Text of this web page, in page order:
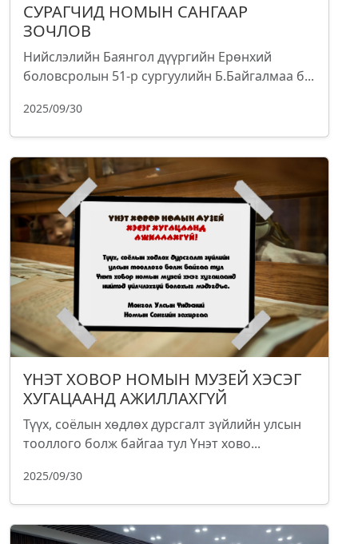
СУРАГЧИД НОМЫН САНГААР
ЗОЧЛОВ
Нийслэлийн Баянгол дүүргийн Ерөнхий
боловсролын 51-р сургуулийн Б.Байгалмаа б...
2025/09/30
ҮНЭТ ХОВОР НОМЫН МУЗЕЙ ХЭСЭГ
ХУГАЦААНД АЖИЛЛАХГҮЙ
Түүх, соёлын хөдлөх дурсгалт зүйлийн улсын
тооллого болж байгаа тул Үнэт хово...
2025/09/30